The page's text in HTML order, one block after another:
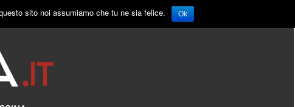
sito noi assumiamo che tu ne sia felice. Ok